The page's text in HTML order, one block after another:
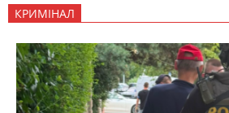
КРИМІНАЛ